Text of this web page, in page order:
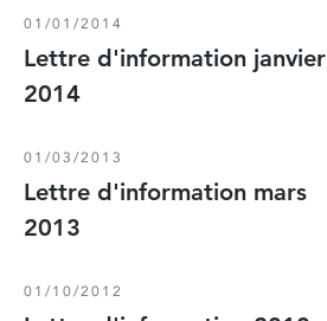
01/01/2014
Lettre d'information janvier
2014
01/03/2013
Lettre d'information mars
2013
01/10/2012